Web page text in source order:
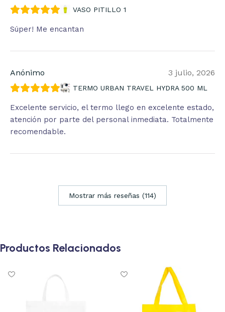
VASO PITILLO 1
Súper! Me encantan
Anónimo 3 julio, 2026
TERMO URBAN TRAVEL HYDRA 500 ML
Excelente servicio, el termo llego en excelente estado,
atención por parte del personal inmediata. Totalmente
recomendable.
Mostrar más reseñas (114)
Productos Relacionados